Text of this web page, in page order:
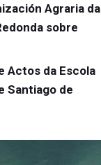
Agraria da
sobre
Actos da Escola
Santiago de